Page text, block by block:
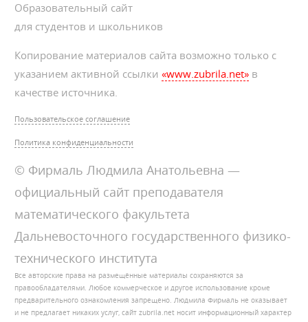
Образовательный сайт
для студентов и школьников
Копирование материалов сайта возможно только с
указанием активной ссылки«www.zubrila.net» в
качестве источника.
Пользовательское соглашение
Политика конфиденциальности
© Фирмаль Людмила Анатольевна —
официальный сайт преподавателя
математического факультета
Дальневосточного государственного физико-
технического института
Все авторские права на размещённые материалы сохраняются за
правообладателями. Любое коммерческое и другое использование кроме
предварительного ознакомления запрещено. Людмила Фирмаль не оказывает
и не предлагает никаких услуг, сайт zubrila.net носит информационный характер